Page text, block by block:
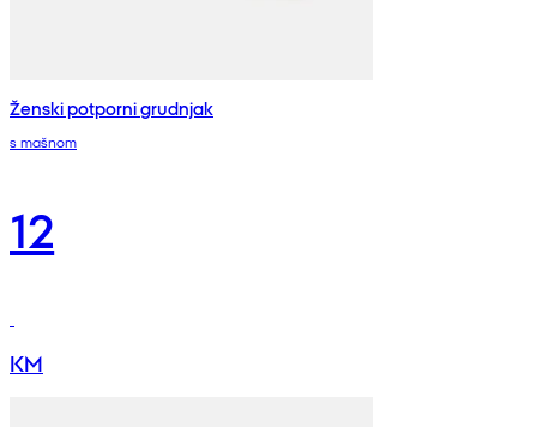
Ženski potporni grudnjak
s mašnom
12
KM